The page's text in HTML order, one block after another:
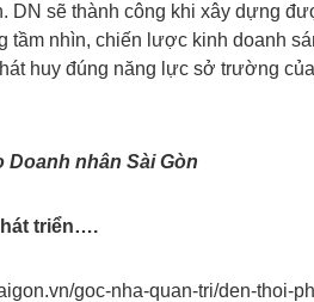
DN sẽ thành công khi xây dựng
tầm nhìn, chiến lược kinh doanh
huy đúng năng lực sở trường
Doanh nhân Sài Gòn
triển….
goc-nha-quan-tri/den-thoi-